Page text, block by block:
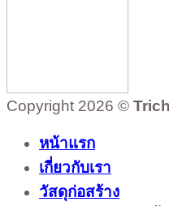
Copyright 2026 ©
หน้าแรก
เกี่ยวกับเรา
วัสดุก่อสร้าง